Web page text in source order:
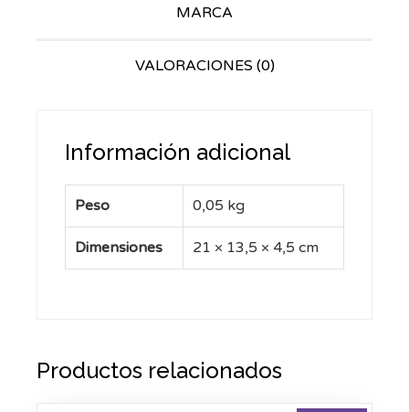
MARCA
VALORACIONES (0)
Información adicional
Peso 0,05 kg
Dimensiones 21 × 13,5 × 4,5 cm
Productos relacionados